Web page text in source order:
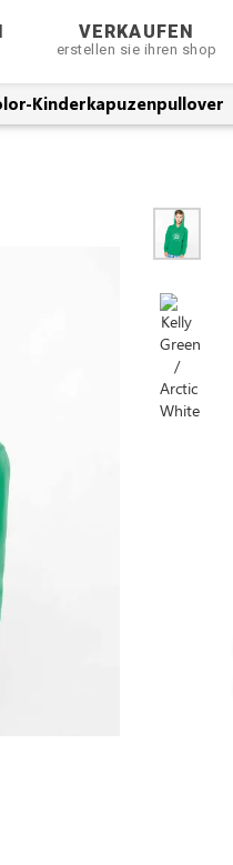
VERKAUFEN
erstellen sie ihren shop
Kinderkapuzenpullover